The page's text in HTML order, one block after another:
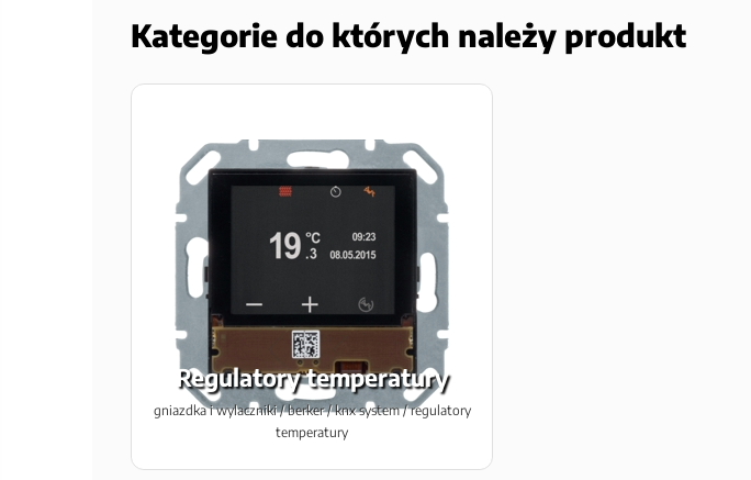
Kategorie do których należy produkt
Regulatory temperatury
gniazdka i wylaczniki / berker / knx system / regulatory
temperatury